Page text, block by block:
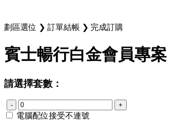
劃區選位 ❯ 訂單結帳 ❯ 完成訂購
賓士暢行白金會員專案
請選擇套數：
- +
電腦配位接受不連號